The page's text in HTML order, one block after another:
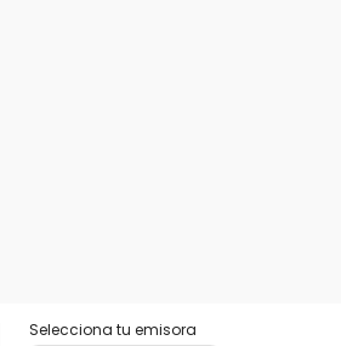
Selecciona tu emisora